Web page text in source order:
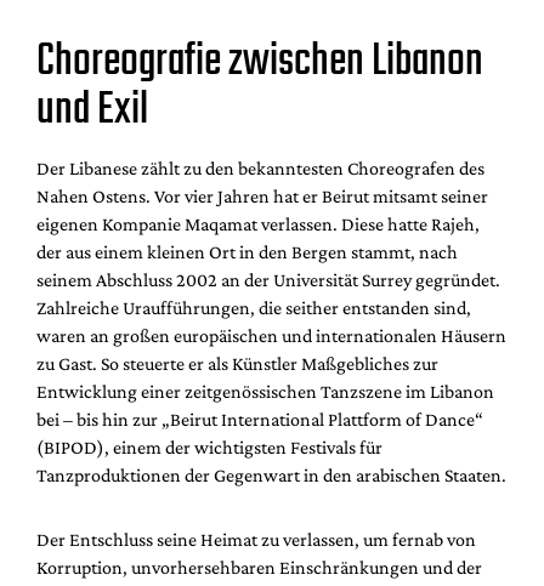
Choreografie zwischen Libanon
und Exil
Der Libanese zählt zu den bekanntesten Choreografen des
Nahen Ostens. Vor vier Jahren hat er Beirut mitsamt seiner
eigenen Kompanie Maqamat verlassen. Diese hatte Rajeh,
der aus einem kleinen Ort in den Bergen stammt, nach
seinem Abschluss 2002 an der Universität Surrey gegründet.
Zahlreiche Uraufführungen, die seither entstanden sind,
waren an großen europäischen und internationalen Häusern
zu Gast. So steuerte er als Künstler Maßgebliches zur
Entwicklung einer zeitgenössischen Tanzszene im Libanon
bei – bis hin zur „Beirut International Plattform of Dance“
(BIPOD), einem der wichtigsten Festivals für
Tanzproduktionen der Gegenwart in den arabischen Staaten.
Der Entschluss seine Heimat zu verlassen, um fernab von
Korruption, unvorhersehbaren Einschränkungen und der